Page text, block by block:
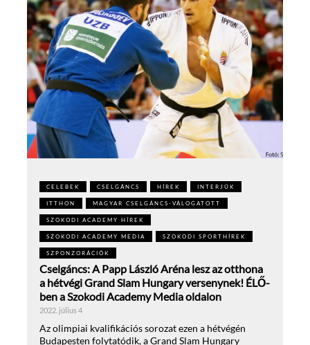
CELEBEK CSELGÁNCS HÍREK INTERJÚK
ITTHON MAGYAR CSELGÁNCS-VÁLOGATOTT
SZOKODI ACADEMY HÍREK
SZOKODI ACADEMY MEDIA SZOKODI SPORTHÍREK
SZPONZORÁCIÓK
Cselgáncs: A Papp László Aréna lesz az otthona
a hétvégi Grand Slam Hungary versenynek! ÉLŐ-
ben a Szokodi Academy Media oldalon
2022. július 4
Az olimpiai kvalifikációs sorozat ezen a hétvégén
Budapesten folytatódik, a Grand Slam Hungary